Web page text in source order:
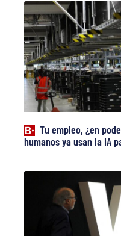
Tu empleo, ¿en
humanos ya usan la IA